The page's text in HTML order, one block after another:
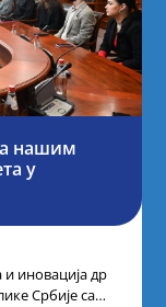
нашим
у
иновација др
Србије са